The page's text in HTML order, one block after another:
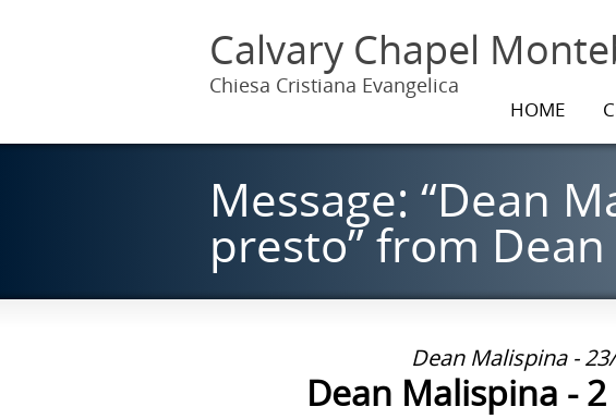
Calvary Chapel
Chiesa Cristiana Evangelica
HOME
Message: “Dean
presto” from
Dean Malispina -
Dean Malispina -